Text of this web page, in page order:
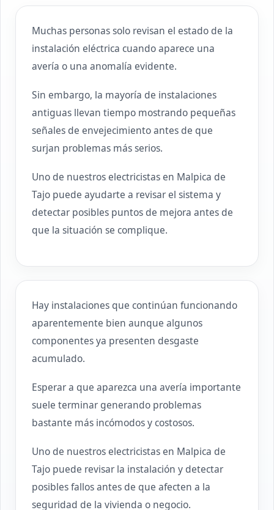
Muchas personas solo revisan el estado de la
instalación eléctrica cuando aparece una
avería o una anomalía evidente.
Sin embargo, la mayoría de instalaciones
antiguas llevan tiempo mostrando pequeñas
señales de envejecimiento antes de que
surjan problemas más serios.
Uno de nuestros electricistas en Malpica de
Tajo puede ayudarte a revisar el sistema y
detectar posibles puntos de mejora antes de
que la situación se complique.
Hay instalaciones que continúan funcionando
aparentemente bien aunque algunos
componentes ya presenten desgaste
acumulado.
Esperar a que aparezca una avería importante
suele terminar generando problemas
bastante más incómodos y costosos.
Uno de nuestros electricistas en Malpica de
Tajo puede revisar la instalación y detectar
posibles fallos antes de que afecten a la
seguridad de la vivienda o negocio.